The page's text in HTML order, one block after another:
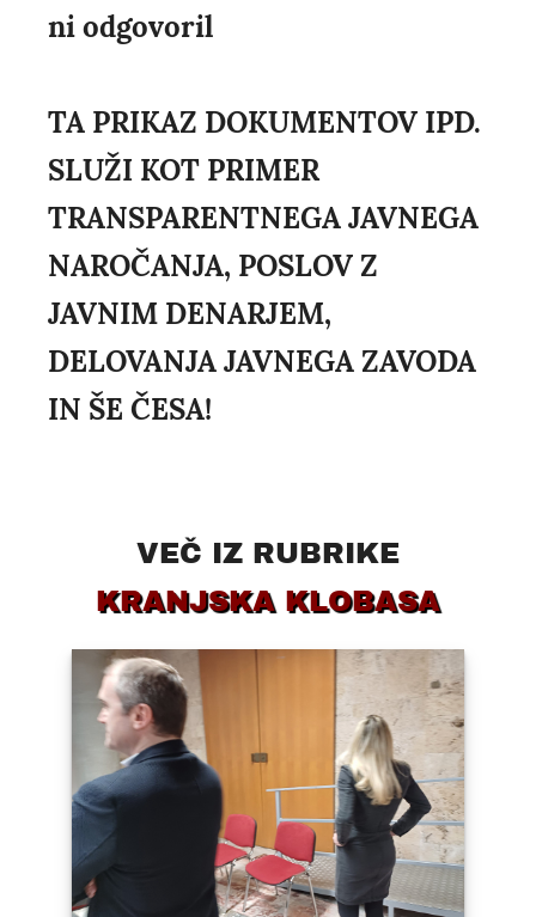
ni odgovoril
TA PRIKAZ DOKUMENTOV IPD.
SLUŽI KOT PRIMER
TRANSPARENTNEGA JAVNEGA
NAROČANJA, POSLOV Z
JAVNIM DENARJEM,
DELOVANJA JAVNEGA ZAVODA
IN ŠE ČESA!
VEČ IZ RUBRIKE
KRANJSKA KLOBASA